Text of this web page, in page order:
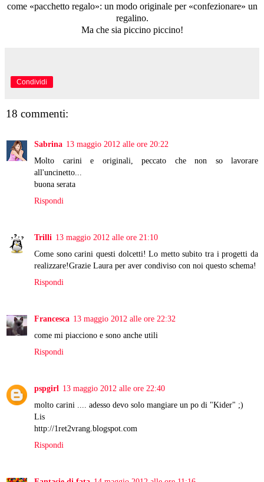
come «pacchetto regalo»: un modo originale per «confezionare» un
regalino.
Ma che sia piccino piccino!
Condividi
18 commenti:
Sabrina 13 maggio 2012 alle ore 20:22
Molto carini e originali, peccato che non so lavorare
all'uncinetto...
buona serata
Rispondi
Trilli 13 maggio 2012 alle ore 21:10
Come sono carini questi dolcetti! Lo metto subito tra i progetti da
realizzare!Grazie Laura per aver condiviso con noi questo schema!
Rispondi
Francesca 13 maggio 2012 alle ore 22:32
come mi piacciono e sono anche utili
Rispondi
pspgirl 13 maggio 2012 alle ore 22:40
molto carini .... adesso devo solo mangiare un po di "Kider" ;)
Lis
http://1ret2vrang.blogspot.com
Rispondi